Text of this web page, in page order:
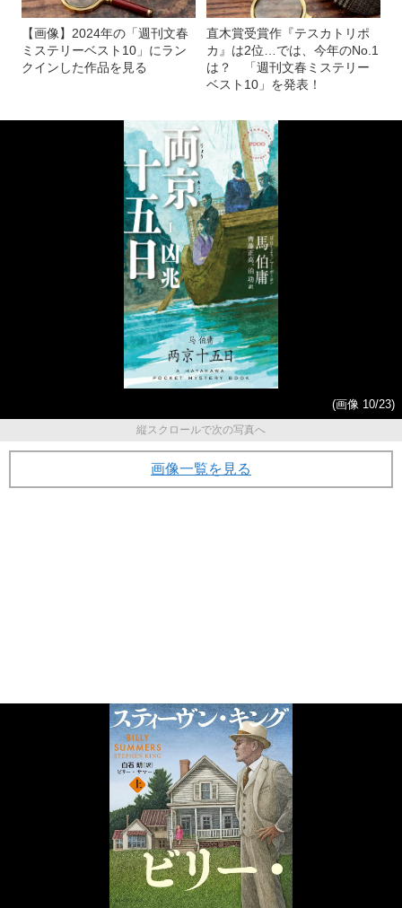
【画像】2024年の「週刊文春
ミステリーベスト10」にラン
クインした作品を見る
直木賞受賞作『テスカトリポ
カ』は2位…では、今年のNo.1
は？ 「週刊文春ミステリー
ベスト10」を発表！
(画像 10/23)
縦スクロールで次の写真へ
画像一覧を見る